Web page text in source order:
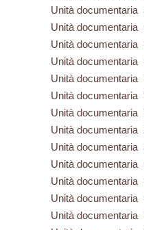
Unità documentaria
Unità documentaria
Unità documentaria
Unità documentaria
Unità documentaria
Unità documentaria
Unità documentaria
Unità documentaria
Unità documentaria
Unità documentaria
Unità documentaria
Unità documentaria
Unità documentaria